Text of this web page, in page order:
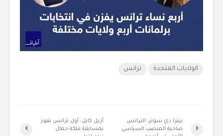
الولايات المتحدة ترانس
أريل كايل: أول ترانس تفوز
بمسابقة ملكة جمال
بيترا دي سوتر: الترانس
صاحبة المنصب السياسي